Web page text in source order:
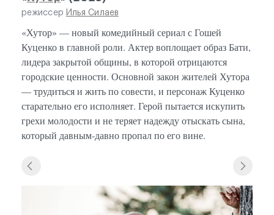
режиссер Илья Силаев
«Хутор» — новый комедийный сериал с Гошей
Куценко в главной роли. Актер воплощает образ Бати,
лидера закрытой общины, в которой отрицаются
городские ценности. Основной закон жителей Хутора
— трудиться и жить по совести, и персонаж Куценко
старательно его исполняет. Герой пытается искупить
грехи молодости и не теряет надежду отыскать сына,
который давным-давно пропал по его вине.